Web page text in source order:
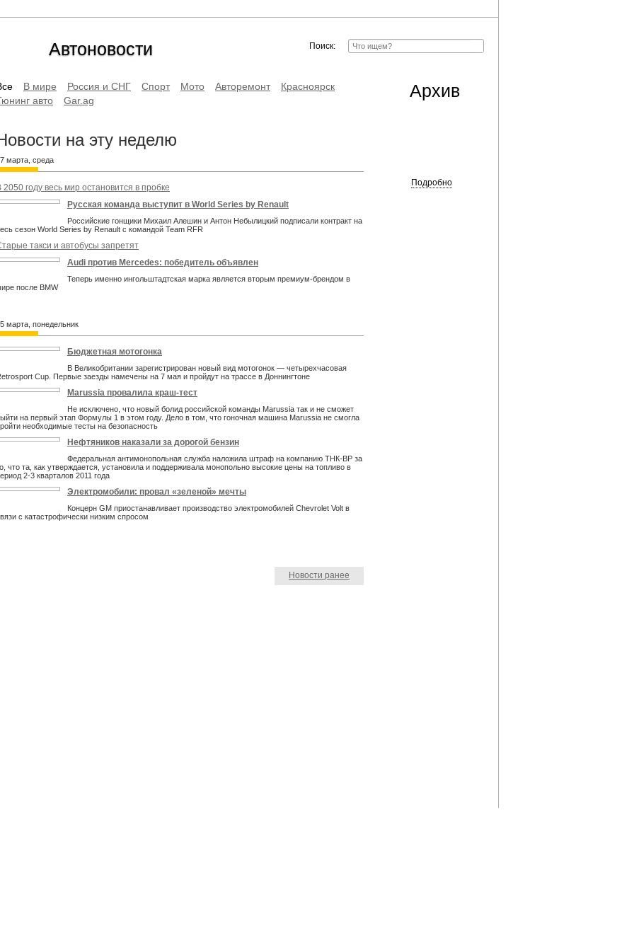
Автоновости Поиск:
В мире Россия и СНГ Спорт Мото Авторемонт
Красноярск
авто
Gar.ag
на эту неделю
марта, среда
2050 году весь мир остановится в пробке
Русская команда выступит в World Series by Renault
Российские гонщики Михаил Алешин и Антон Небылицкий подписали контракт на
сезон World Series by Renault с командой Team RFR
такси и автобусы запретят
Audi против Mercedes: победитель объявлен
Теперь именно ингольштадтская марка является вторым премиум-брендом в
после BMW
марта, понедельник
Бюджетная мотогонка
В Великобритании зарегистрирован новый вид мотогонок — четырехчасовая
Cup. Первые заезды намечены на 7 мая и пройдут на трассе в Доннингтоне
Marussia провалила краш-тест
Не исключено, что новый болид российской команды Marussia так и не сможет
на первый этап Формулы 1 в этом году. Дело в том, что гоночная машина Marussia не смогла
необходимые тесты на безопасность
Нефтяников наказали за дорогой бензин
Федеральная антимонопольная служба наложила штраф на компанию ТНК-BP за
что та, как утверждается, установила и поддерживала монопольно высокие цены на топливо в
2-3 кварталов 2011 года
Электромобили: провал «зеленой» мечты
Концерн GM приостанавливает производство электромобилей Chevrolet Volt в
с катастрофически низким спросом
Новости ранее
Архив
Подробно